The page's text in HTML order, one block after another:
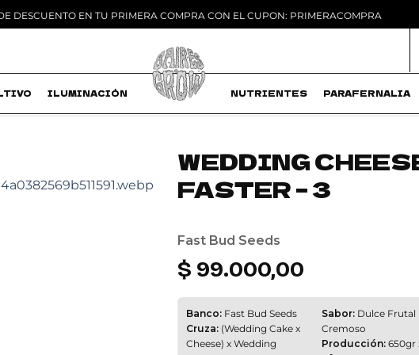
DESCUENTO EN TU PRIMERA COMPRA CON EL CUPON: PRIMERACOMPRA
ILUMINACIÓN MACETAS NUTRIENTES PARAFERNALIA
Add to
WEDDING
FASTER – 3
Fast Bud Seeds
$ 99.000,00
Banco:Fast Bud Seeds
Cruza:(Wedding Cake x
Cheese) x Wedding
Sabor:Dulce Frutal
Cremoso
Producción:650gr